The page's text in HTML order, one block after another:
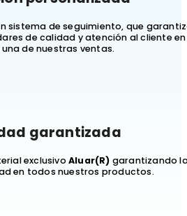
sistema de seguimiento, que
de calidad y atención al cliente en
de nuestras ventas.
garantizada
exclusivo Aluar(R) garantizando
en todos nuestros productos.